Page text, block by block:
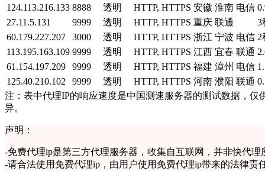
124.113.216.133 8888 透明 HTTP, HTTPS 安徽 淮南 电信
27.11.5.131
9999 透明 HTTP, HTTPS 重庆 联通
3
60.179.227.207
3000 透明 HTTP, HTTPS 浙江 宁波 电信 2
113.195.163.109 9999 透明 HTTP, HTTPS 江西 宜春 联通
61.154.197.209
9999 透明 HTTP, HTTPS 福建 漳州 电信
125.40.210.102
9999 透明 HTTP, HTTPS 河南 濮阳 联通
注：表中代理IP的响应速度是中国测速服务器的测试数据，
异。
声明：
-免费代理ip是第三方代理服务器，收集自互联网，并非快代
-请合法使用免费代理ip，由用户使用免费代理ip带来的法律责